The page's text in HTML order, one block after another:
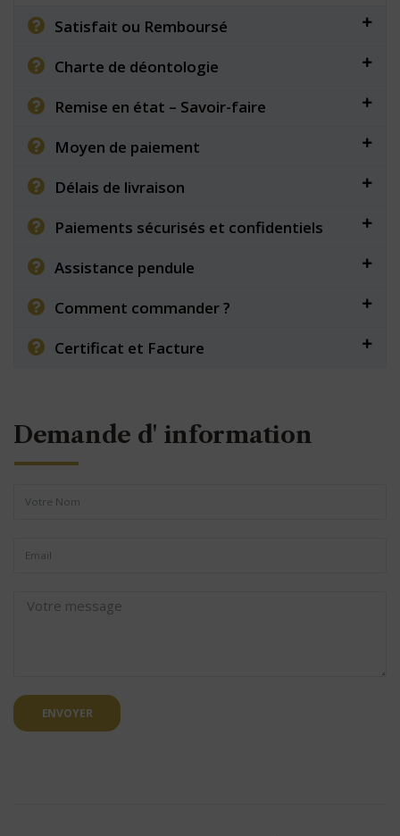
Satisfait ou Remboursé
Charte de déontologie
Remise en état – Savoir-faire
Moyen de paiement
Délais de livraison
Paiements sécurisés et confidentiels
Assistance pendule
Comment commander ?
Certificat et Facture
Demande d' information
ENVOYER